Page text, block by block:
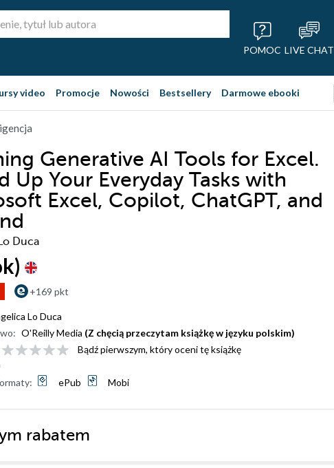
POMOC LIVE CHAT
video Promocje Nowości Bestsellery Darmowe ebooki
Generative AI Tools for Excel.
Up Your Everyday Tasks with
Excel, Copilot, ChatGPT, and
Duca
+169 pkt
Lo Duca
O'Reilly Media (Z chęcią przeczytam książkę w języku polskim)
Bądź pierwszym, który oceni tę książkę
ePub Mobi
rabatem